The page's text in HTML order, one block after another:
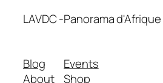
LAVDC -Panorama d'Afrique
Blog
About
Events
Shop